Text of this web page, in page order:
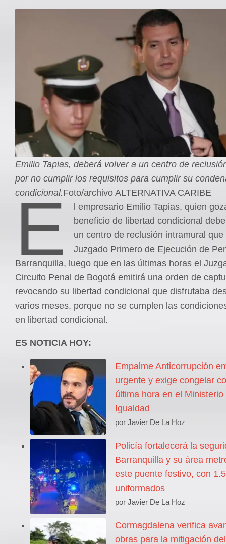
Internacional
Instagram
Registro ISSN: 2711-3299
Emilio Tapias, deberá volver a un centro de
por no cumplir los requisitos para cumplir su
condicional.Foto/archivo ALTERNATIVA CARIBE
E
l empresario Emilio Tapias, quien
beneficio de libertad condicional
un centro de reclusión intramural
Juzgado Primero de Ejecución de
Barranquilla, luego que en las últimas horas el
Circuito Penal de Bogotá emitirá una orden de
revocando su libertad condicional que disfrutaba
varios meses, porque no se cumplen las
en libertad condicional.
ES NOTICIA HOY:
Empalme Anticorrupción
urgente y exige congelar
última hora en el Ministerio
Igualdad
por Javier De La Hoz
Policía fortalecerá la
Barranquilla y su área
este puente festivo, con
uniformados
por Javier De La Hoz
Cormagdalena verifica
obras para la mitigación